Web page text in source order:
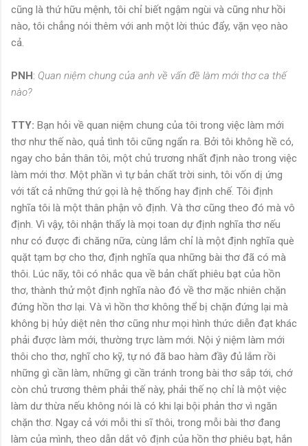
cũng là thứ hữu mệnh, tôi chỉ biết ngậm ngùi và cũng như hồi
nào, tôi chẳng nói thêm với anh một lời thúc đẩy, vặn vẹo nào
cả.
PNH: Quan niệm chung của anh về vấn đề làm mới thơ ca thế
nào?
TTY: Bạn hỏi về quan niệm chung của tôi trong việc làm mới
thơ như thế nào, quả tình tôi cũng ngẩn ra. Bởi tôi không hề có,
ngay cho bản thân tôi, một chủ trương nhất định nào trong việc
làm mới thơ. Một phần vì tự bản chất trời sinh, tôi vốn dị ứng
với tất cả những thứ gọi là hệ thống hay định chế. Tôi định
nghĩa tôi là một thân phận vô định. Và thơ cũng theo đó mà vô
định. Vì vậy, tôi nhận thấy là mọi toan dự định nghĩa thơ nếu
như có được đi chăng nữa, cùng lắm chỉ là một định nghĩa què
quặt tạm bợ cho thơ, định nghĩa qua những bài thơ đã có mà
thôi. Lúc nãy, tôi có nhắc qua về bản chất phiêu bạt của hồn
thơ, thành thử một định nghĩa nào đó về thơ mặc nhiên chặn
đứng hồn thơ lại. Và vì hồn thơ không thể bị chặn đứng lại mà
không bị hủy diệt nên thơ cũng như mọi hình thức diễn đạt khác
phải được làm mới, thường trực làm mới. Nội ý niệm làm mới
thôi cho thơ, nghĩ cho kỹ, tự nó đã bao hàm đầy đủ lắm rồi
những gì cần làm, những gì cần tránh trong bài thơ sắp tới, chớ
còn chủ trương thêm phải thế này, phải thế nọ chỉ là một việc
làm dư thừa nếu không nói là có khi lại bội phản thơ vì ngăn
chặn thơ. Ngay cả với mỗi thi sĩ thôi, trong mỗi bài thơ đang
làm của mình, theo dẫn dắt vô định của hồn thơ phiêu bạt, hắn